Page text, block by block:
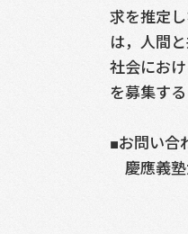
求を推定
は，人間
社会にお
を募集する
■お問い合
慶應義